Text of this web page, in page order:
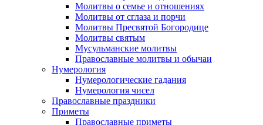
Молитвы о семье и отношениях
Молитвы от сглаза и порчи
Молитвы Пресвятой Богородице
Молитвы святым
Мусульманские молитвы
Православные молитвы и обычаи
Нумерология
Нумерологические гадания
Нумерология чисел
Православные праздники
Приметы
Православные приметы